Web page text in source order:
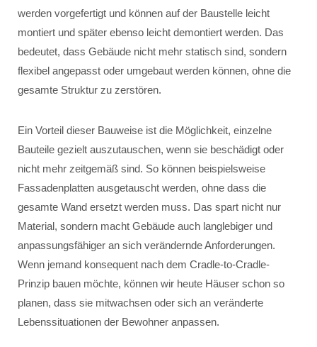
werden vorgefertigt und können auf der Baustelle leicht
montiert und später ebenso leicht demontiert werden. Das
bedeutet, dass Gebäude nicht mehr statisch sind, sondern
flexibel angepasst oder umgebaut werden können, ohne die
gesamte Struktur zu zerstören.
Ein Vorteil dieser Bauweise ist die Möglichkeit, einzelne
Bauteile gezielt auszutauschen, wenn sie beschädigt oder
nicht mehr zeitgemäß sind. So können beispielsweise
Fassadenplatten ausgetauscht werden, ohne dass die
gesamte Wand ersetzt werden muss. Das spart nicht nur
Material, sondern macht Gebäude auch langlebiger und
anpassungsfähiger an sich verändernde Anforderungen.
Wenn jemand konsequent nach dem Cradle-to-Cradle-
Prinzip bauen möchte, können wir heute Häuser schon so
planen, dass sie mitwachsen oder sich an veränderte
Lebenssituationen der Bewohner anpassen.